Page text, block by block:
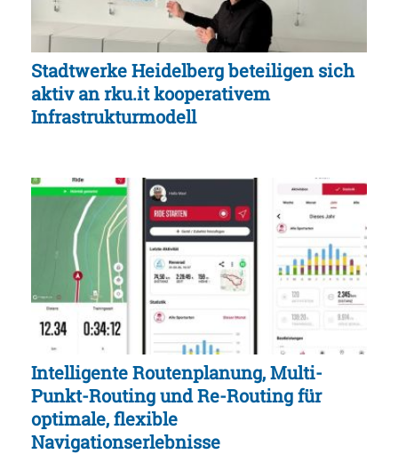
Stadtwerke Heidelberg beteiligen sich
aktiv an rku.it kooperativem
Infrastrukturmodell
Intelligente Routenplanung, Multi-
Punkt-Routing und Re-Routing für
optimale, flexible
Navigationserlebnisse